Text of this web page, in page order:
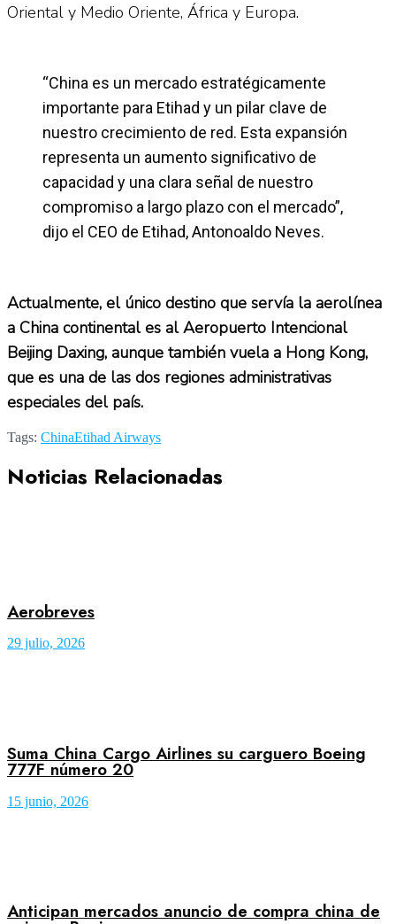
Oriental y Medio Oriente, África y Europa.
“China es un mercado estratégicamente
importante para Etihad y un pilar clave de
nuestro crecimiento de red. Esta expansión
representa un aumento significativo de
capacidad y una clara señal de nuestro
compromiso a largo plazo con el mercado”,
dijo el CEO de Etihad, Antonoaldo Neves.
Actualmente, el único destino que servía la aerolínea
a China continental es al Aeropuerto Intencional
Beijing Daxing, aunque también vuela a Hong Kong,
que es una de las dos regiones administrativas
especiales del país.
Tags: ChinaEtihad Airways
Noticias Relacionadas
Aerobreves
29 julio, 2026
Suma China Cargo Airlines su carguero Boeing
777F número 20
15 junio, 2026
Anticipan mercados anuncio de compra china de